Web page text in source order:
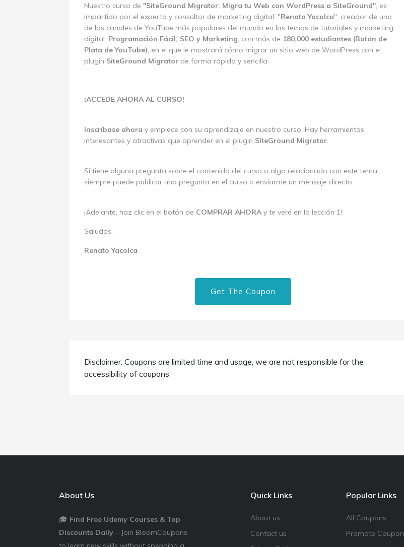
Nuestro curso de "SiteGround Migrator: Migra tu Web con WordPress a SiteGround", es
impartido por el experto y consultor de marketing digital: "Renato Yacolca", creador de uno
de los canales de YouTube más populares del mundo en los temas de tutoriales y marketing
digital: Programación Fácil, SEO y Marketing, con más de 180,000 estudiantes (Botón de
Plata de YouTube), en el que le mostrará cómo migrar un sitio web de WordPress con el
plugin SiteGround Migrator de forma rápida y sencilla.
¡ACCEDE AHORA AL CURSO!
Inscríbase ahora y empiece con su aprendizaje en nuestro curso. Hay herramientas
interesantes y atractivas que aprender en el plugin SiteGround Migrator.
Si tiene alguna pregunta sobre el contenido del curso o algo relacionado con este tema,
siempre puede publicar una pregunta en el curso o enviarme un mensaje directo.
¡Adelante, haz clic en el botón de COMPRAR AHORAy te veré en la lección 1!
Saludos,
Renato Yacolca
Get The Coupon
Disclaimer: Coupons are limited time and usage, we are not responsible for the
accessibility of coupons
About Us
🎓 Find Free Udemy Courses & Top
Discounts Daily – Join BloomCoupons
Quick Links
About us
Contact us
Popular Links
All Coupons
Promote Coupon